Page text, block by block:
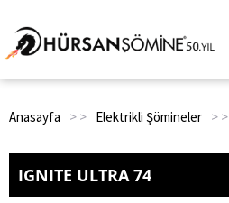
Anasayfa > > Elektrikli Şömineler > >
IGNITE ULTRA 74